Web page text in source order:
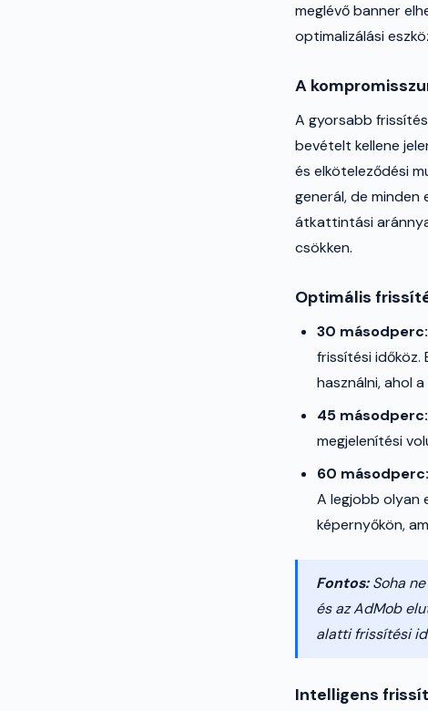
meglévő banner
optimalizálási
A
A gyorsabb
bevételt kellene
és elköteleződési
generál, de minden
átkattintási
csökken.
Optimális
30 másodperc:
frissítési időköz.
használni, ahol
45 másodperc:
megjelenítési
60 másodperc:
A legjobb olyan
képernyőkön,
Fontos:Soha
és az AdMob
alatti frissítési
Intelligens